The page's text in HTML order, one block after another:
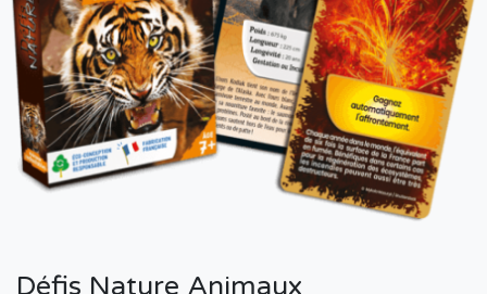
Défis Nature Animaux